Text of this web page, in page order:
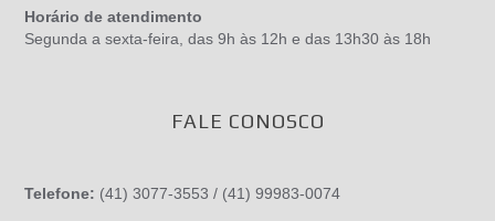
Horário de atendimento
Segunda a sexta-feira, das 9h às 12h e das 13h30 às 18h
FALE CONOSCO
Telefone: (41) 3077-3553 / (41) 99983-0074